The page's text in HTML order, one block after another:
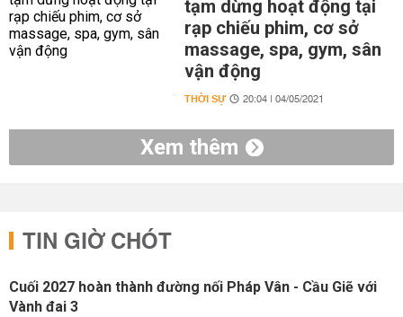
tạm dừng hoạt động tại
rạp chiếu phim, cơ sở
massage, spa, gym, sân
vận động
THỜI SỰ 20:04 | 04/05/2021
Xem thêm
TIN GIỜ CHÓT
Cuối 2027 hoàn thành đường nối Pháp Vân - Cầu Giẽ với
Vành đai 3